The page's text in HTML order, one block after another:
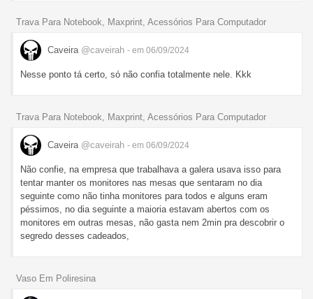
Trava Para Notebook, Maxprint, Acessórios Para Computador
Caveira @caveirah - em 06/09/2024
Nesse ponto tá certo, só não confia totalmente nele. Kkk
Trava Para Notebook, Maxprint, Acessórios Para Computador
Caveira @caveirah - em 06/09/2024
Não confie, na empresa que trabalhava a galera usava isso para
tentar manter os monitores nas mesas que sentaram no dia
seguinte como não tinha monitores para todos e alguns eram
péssimos, no dia seguinte a maioria estavam abertos com os
monitores em outras mesas, não gasta nem 2min pra descobrir o
segredo desses cadeados,
Vaso Em Poliresina